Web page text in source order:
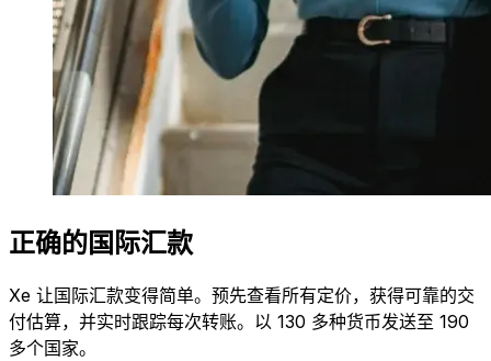
正确的国际汇款
Xe 让国际汇款变得简单。预先查看所有定价，获得可靠的交
付估算，并实时跟踪每次转账。以 130 多种货币发送至 190
多个国家。